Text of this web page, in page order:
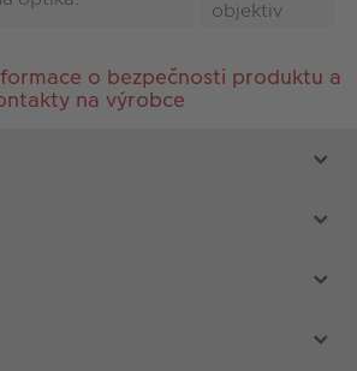
objektiv
o bezpečnosti produktu a
na výrobce